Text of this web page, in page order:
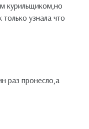
курильщиком,но
узнала что
раз пронесло,а